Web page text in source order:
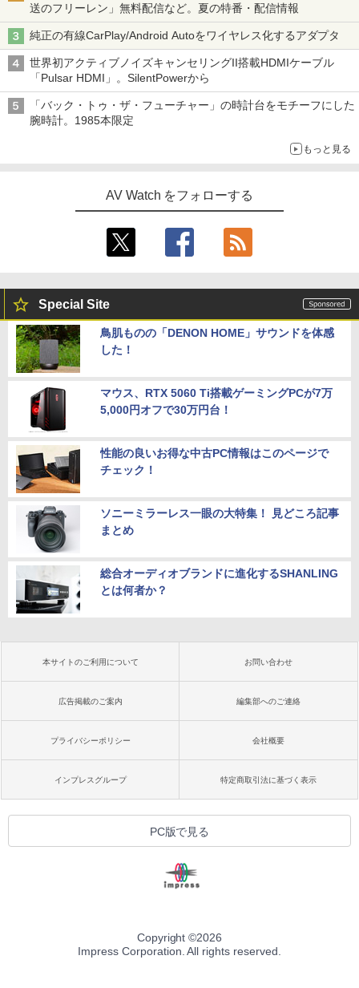
送のフリーレン」無料配信など。夏の特番・配信情報
純正の有線CarPlay/Android Autoをワイヤレス化するアダプタ
世界初アクティブノイズキャンセリングII搭載HDMIケーブル
「Pulsar HDMI」。SilentPowerから
「バック・トゥ・ザ・フューチャー」の時計台をモチーフにした
腕時計。1985本限定
もっと見る
AV Watch をフォローする
Special Site
鳥肌ものの「DENON HOME」サウンドを体感
した！
マウス、RTX 5060 Ti搭載ゲーミングPCが7万
5,000円オフで30万円台！
性能の良いお得な中古PC情報はこのページで
チェック！
ソニーミラーレス一眼の大特集！ 見どころ記事
まとめ
総合オーディオブランドに進化するSHANLING
とは何者か？
本サイトのご利用について お問い合わせ
広告掲載のご案内 編集部へのご連絡
プライバシーポリシー 会社概要
インプレスグループ 特定商取引法に基づく表示
PC版で見る
Copyright ©2026
Impress Corporation. All rights reserved.